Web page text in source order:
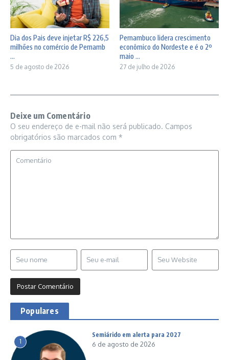
Dia dos Pais deve injetar R$ 226,5
milhões no comércio de Pernamb
...
5 de agosto de 2026
Pernambuco lidera crescimento
econômico do Nordeste e é o 2º
maio ...
27 de julho de 2026
Deixe um Comentário
O seu endereço de e-mail não será publicado. Campos
obrigatórios são marcados com *
Populares
1
Semiárido em alerta para 2027
6 de agosto de 2026